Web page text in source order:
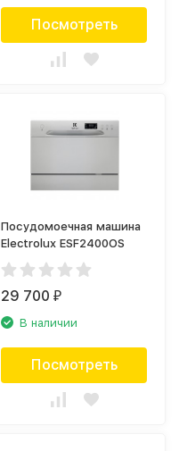
Посмотреть
Посудомоечная машина
Electrolux ESF2400OS
29 700₽
В наличии
Посмотреть